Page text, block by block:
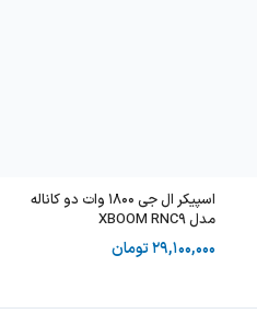
اسپیکر ال جی 1800 وات دو کاناله
مدل XBOOM RNC9
29,100,000تومان